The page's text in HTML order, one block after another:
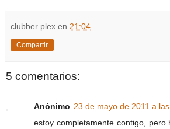
clubber plex en 21:04
Compartir
5 comentarios:
Anónimo 23 de mayo de 2011 a
estoy completamente contigo, pero